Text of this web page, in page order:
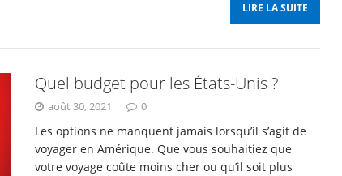
LIRE LA SUITE
Quel budget pour les États-Unis ?
août 30, 2021 0
Les options ne manquent jamais lorsqu’il s’agit de
voyager en Amérique. Que vous souhaitiez que
votre voyage coûte moins cher ou qu’il soit plus